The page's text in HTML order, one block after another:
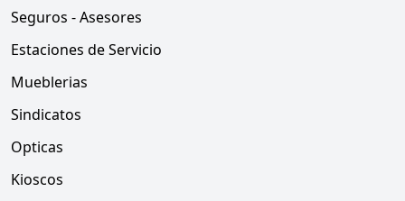
Seguros - Asesores
Estaciones de Servicio
Mueblerias
Sindicatos
Opticas
Kioscos